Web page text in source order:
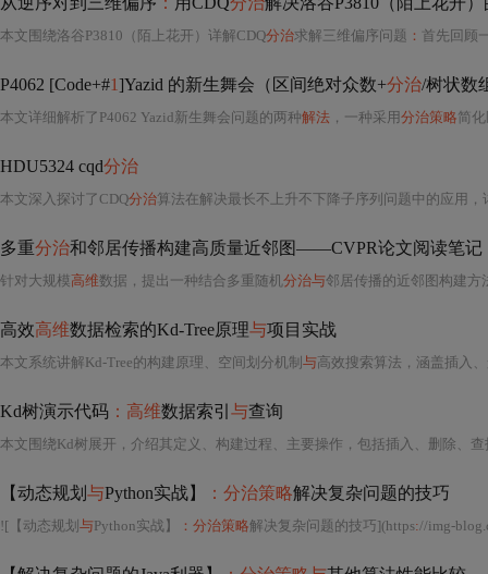
本文围绕洛谷P3810（陌上花开）详解CDQ分治求解三维偏序问题 ： 首先回顾
P4062 [Code+#1]Yazid 的新生舞会（区间绝对众数+分治/树状数
本文详细解析了P4062 Yazid新生舞会问题的两种解法 ，一种采用分治策略简化
HDU5324 cqd分治
本文深入探讨了CDQ分治算法在解决最长不上升不下降子序列问题中的应用，详细讲解了算法原理、实
多重分治和邻居传播构建高质量近邻图——CVPR论文阅读笔记
针对大规模高维数据，提出一种结合多重随机分治与邻居传播的近邻图构建方
高效高维数据检索的Kd-Tree原理与项目实战
本文系统讲解Kd-Tree的构建原理、空间划分机制 与高效搜索算法，涵盖插入、删除、最近邻查询等核心操作，并分
Kd树演示代码 ：高维数据索引 与查询
【动态规划 与Python实战】 ：分治策略解决复杂问题的技巧
![【动态规划 与Python实战】 ：分治策略解决复杂问题的技巧](https://img-